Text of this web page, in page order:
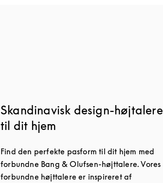
Skandinavisk design-højtalere
til dit hjem
Find den perfekte pasform til dit hjem med
forbundne Bang & Olufsen-højttalere. Vores
forbundne højttalere er inspireret af